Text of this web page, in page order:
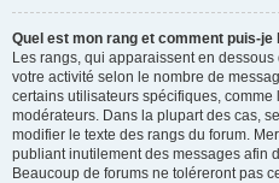
Quel est mon rang et comment puis-je
Les rangs, qui apparaissent en
votre activité selon le nombre de
certains utilisateurs spécifiques, comme
modérateurs. Dans la plupart des cas,
modifier le texte des rangs du forum.
publiant inutilement des messages afin
Beaucoup de forums ne toléreront pas